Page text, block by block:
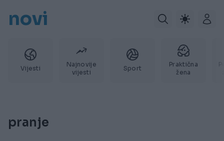
novi
Vijesti
Najnovije
vijesti
Sport
Praktična
žena
pranje